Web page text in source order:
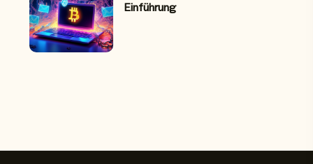
Einführung